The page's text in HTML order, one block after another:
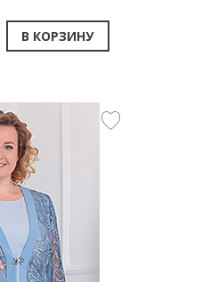
В КОРЗИНУ